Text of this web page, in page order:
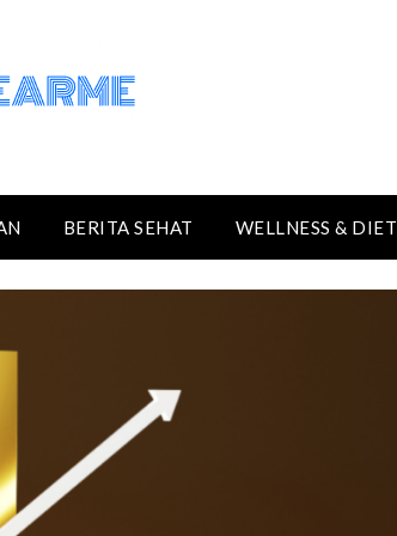
BERITA SEHAT WELLNESS & DIET